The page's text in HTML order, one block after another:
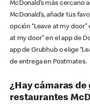
McDonald’s más cercano
McDonald’s, añadir tus
opción “Leave at my door”
at my door” en el app de
app de Grubhub o elige
de entrega en Postmates.
¿Hay cámaras
restaurantes